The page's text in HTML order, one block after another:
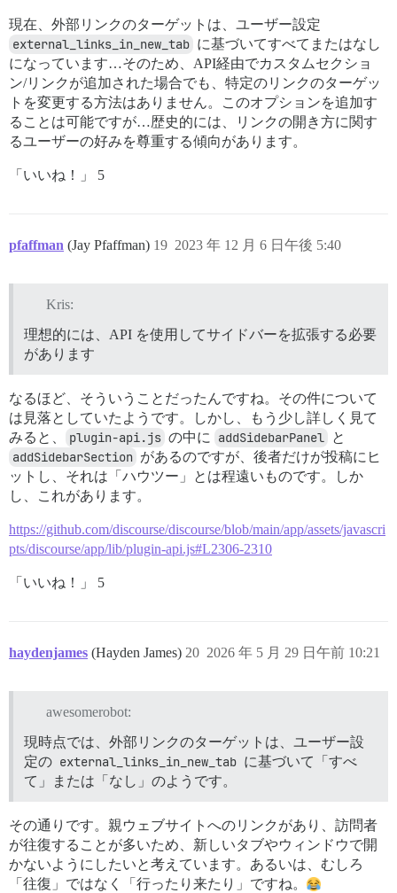
現在、外部リンクのターゲットは、ユーザー設定
external_links_in_new_tab に基づいてすべてまたはなし
になっています…そのため、API経由でカスタムセクショ
ン/リンクが追加された場合でも、特定のリンクのターゲッ
トを変更する方法はありません。このオプションを追加す
ることは可能ですが…歴史的には、リンクの開き方に関す
るユーザーの好みを尊重する傾向があります。
「いいね！」 5
pfaffman (Jay Pfaffman) 2023 年 12 月 6 日午後 5:40
19
Kris:
理想的には、API を使用してサイドバーを拡張する必要
があります
なるほど、そういうことだったんですね。その件について
は見落としていたようです。しかし、もう少し詳しく見て
みると、
plugin-api.js の中に addSidebarPanel と
addSidebarSection があるのですが、後者だけが投稿にヒ
ットし、それは「ハウツー」とは程遠いものです。しか
し、これがあります。
https://github.com/discourse/discourse/blob/main/app/assets/javascri
pts/discourse/app/lib/plugin-api.js#L2306-2310
「いいね！」 5
haydenjames (Hayden James) 2026 年 5 月 29 日午前 10:21
20
awesomerobot:
現時点では、外部リンクのターゲットは、ユーザー設
定の external_links_in_new_tab に基づいて「すべ
て」または「なし」のようです。
その通りです。親ウェブサイトへのリンクがあり、訪問者
が往復することが多いため、新しいタブやウィンドウで開
かないようにしたいと考えています。あるいは、むしろ
「往復」ではなく「行ったり来たり」ですね。